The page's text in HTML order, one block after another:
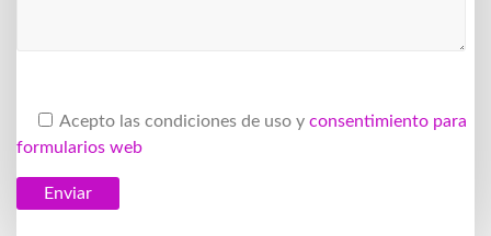
Acepto las condiciones de uso y consentimiento para
formularios web